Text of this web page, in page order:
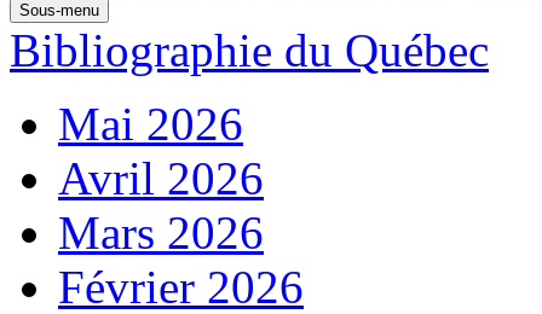
Sous-menu
Bibliographie du Québec
Mai 2026
Avril 2026
Mars 2026
Février 2026